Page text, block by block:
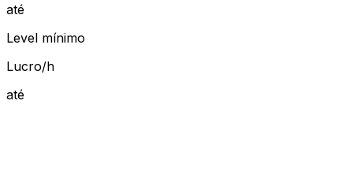
até
Level mínimo
Lucro/h
até